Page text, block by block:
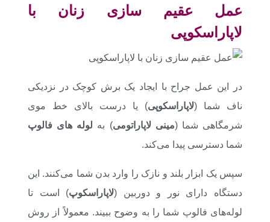
عمل عقیم سازی زنان با
لاپاراسکوپی
در این عمل جراح با ایجاد یک برش کوچک در نزدیکی
ناف شما (لاپاراسکوپی) یا درست بالای خط موی
شرمگاهی شما (مینی لاپاراتومی) به لوله‌ های فالوپ
شما دسترسی پیدا می‌کند.
سپس یک ابزار بلند و نازک را وارد بدن شما می‌کنند. این
دستگاه دارای نور و دوربین (لاپاراسکوپ) است تا
لوله‌های فالوپ شما را به وضوح ببیند. معمولاً از روش